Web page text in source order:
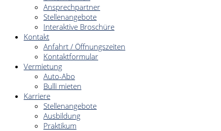
Ansprechpartner
Stellenangebote
Interaktive Broschüre
Kontakt
Anfahrt / Öffnungszeiten
Kontaktformular
Vermietung
Auto-Abo
Bulli mieten
Karriere
Stellenangebote
Ausbildung
Praktikum